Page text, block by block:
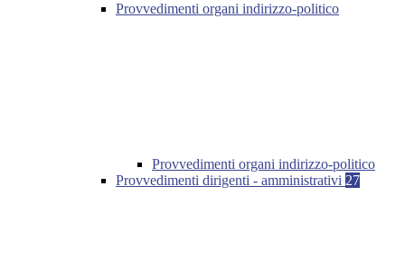
Provvedimenti organi indirizzo-politico
Provvedimenti organi indirizzo-politico
Provvedimenti dirigenti - amministrativi 27